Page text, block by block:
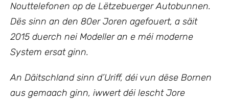
Nouttelefonen op de Lëtzebuerger Autobunnen.
Dës sinn an den 80er Joren agefouert, a säit
2015 duerch nei Modeller an e méi moderne
System ersat ginn.
An Däitschland sinn d’Uriff, déi vun dëse Bornen
aus gemaach ginn, iwwert déi lescht Jore